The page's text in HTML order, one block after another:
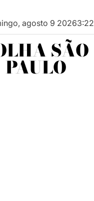
agosto 9 20263:22
SÃO
PAULO